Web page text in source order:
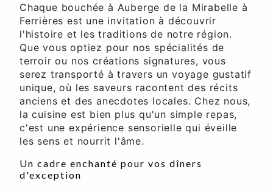
Chaque bouchée à Auberge de la Mirabelle à
Ferrières est une invitation à découvrir
l'histoire et les traditions de notre région.
Que vous optiez pour nos spécialités de
terroir ou nos créations signatures, vous
serez transporté à travers un voyage gustatif
unique, où les saveurs racontent des récits
anciens et des anecdotes locales. Chez nous,
la cuisine est bien plus qu'un simple repas,
c'est une expérience sensorielle qui éveille
les sens et nourrit l'âme.
Un cadre enchanté pour vos dîners
d'exception